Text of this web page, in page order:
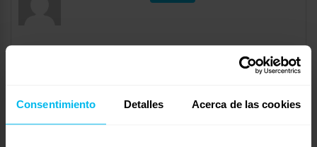
Consentimiento Detalles Acerca de las cookies
que tipo de colchon me recomienda para cam de 1,80 cm de
Mostrando 0 respuestas a los debates